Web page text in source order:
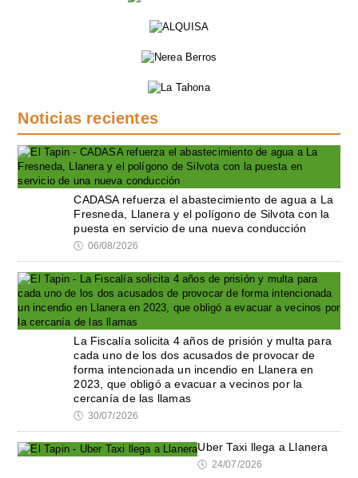
Noticias recientes
CADASA refuerza el abastecimiento de agua a La
Fresneda, Llanera y el polígono de Silvota con la
puesta en servicio de una nueva conducción
🕔 06/08/2026
La Fiscalía solicita 4 años de prisión y multa para
cada uno de los dos acusados de provocar de
forma intencionada un incendio en Llanera en
2023, que obligó a evacuar a vecinos por la
cercanía de las llamas
🕔 30/07/2026
Uber Taxi llega a Llanera
🕔 24/07/2026